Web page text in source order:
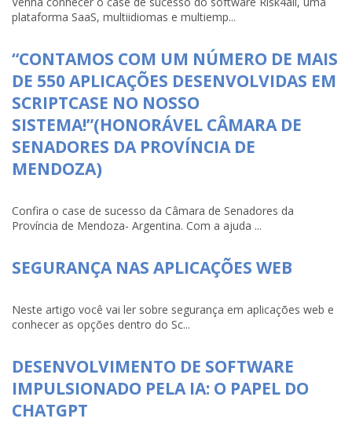
plataforma SaaS, multiidiomas e multiemp...
“CONTAMOS COM UM NÚMERO DE MAIS
DE 550 APLICAÇÕES DESENVOLVIDAS EM
SCRIPTCASE NO NOSSO
SISTEMA!”(HONORÁVEL CÂMARA DE
SENADORES DA PROVÍNCIA DE
MENDOZA)
Confira o case de sucesso da Câmara de Senadores da
Província de Mendoza- Argentina. Com a ajuda ...
SEGURANÇA NAS APLICAÇÕES WEB
Neste artigo você vai ler sobre segurança em aplicações web e
conhecer as opções dentro do Sc...
DESENVOLVIMENTO DE SOFTWARE
IMPULSIONADO PELA IA: O PAPEL DO
CHATGPT